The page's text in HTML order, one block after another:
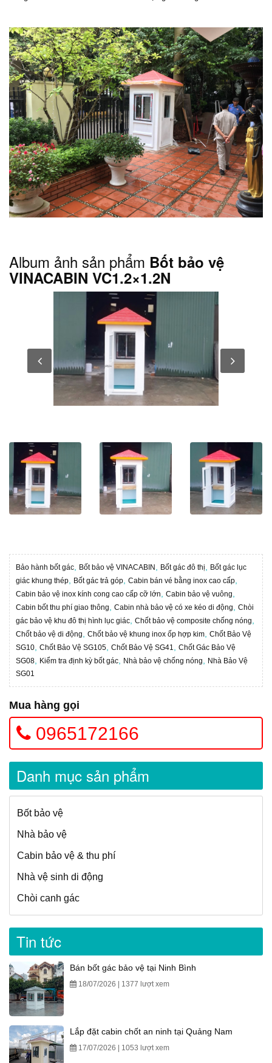
Album ảnh sản phẩm Bốt bảo vệ
VINACABIN VC1.2×1.2N
Bảo hành bốt gác, Bốt bảo vệ VINACABIN , Bốt gác đô thị, Bốt gác lục
giác khung thép, Bốt gác trả góp, Cabin bán vé bằng inox cao cấp,
Cabin bảo vệ inox kính cong cao cấp cỡ lớn, Cabin bảo vệ vuông,
Cabin bốt thu phí giao thông, Cabin nhà bảo vệ có xe kéo di động, Chòi
gác bảo vệ khu đô thị hình lục giác, Chốt bảo vệ composite chống nóng,
Chốt bảo vệ di động, Chốt bảo vệ khung inox ốp hợp kim, Chốt Bảo Vệ
SG10, Chốt Bảo Vệ SG105, Chốt Bảo Vệ SG41, Chốt Gác Bảo Vệ
SG08, Kiểm tra định kỳ bốt gác, Nhà bảo vệ chống nóng, Nhà Bảo Vệ
SG01
Mua hàng gọi
0965172166
Danh mục sản phẩm
Bốt bảo vệ
Nhà bảo vệ
Cabin bảo vệ & thu phí
Nhà vệ sinh di động
Chòi canh gác
Tin tức
Bán bốt gác bảo vệ tại Ninh Bình
18/07/2026 | 1377 lượt xem
Lắp đặt cabin chốt an ninh tại Quảng Nam
17/07/2026 | 1053 lượt xem